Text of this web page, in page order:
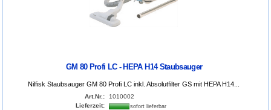
GM 80 Profi LC - HEPA H14 Staubsauger
Nilfisk Staubsauger GM 80 Profi LC inkl. Absolutfilter GS mit HEPA H14...
Art.Nr.:
1010002
Lieferzeit:
sofort lieferbar